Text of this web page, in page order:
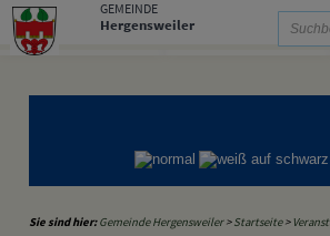
Zum Inhalt zur Navigation
GEMEINDE
Hergensweiler
Gemeinde Hergensweiler Gemeinde Sigmarszell
Sie sind hier: Gemeinde Hergensweiler>Startseite>